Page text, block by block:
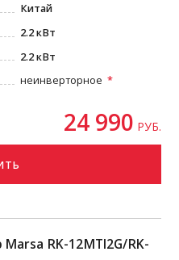
Китай
2.2 кВт
2.2 кВт
неинверторное
24 990 РУБ.
RK-12MTI2G/RK-